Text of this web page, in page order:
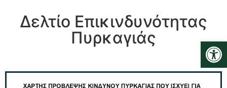
Δελτίο Επικινδυνότητας
Πυρκαγιάς